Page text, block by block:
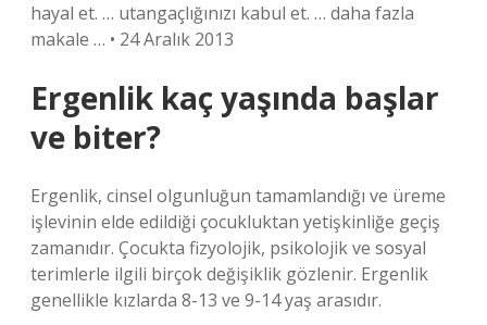
hayal et. … utangaçlığınızı kabul et. … daha fazla
makale … • 24 Aralık 2013
Ergenlik kaç yaşında başlar
ve biter?
Ergenlik, cinsel olgunluğun tamamlandığı ve üreme
işlevinin elde edildiği çocukluktan yetişkinliğe geçiş
zamanıdır. Çocukta fizyolojik, psikolojik ve sosyal
terimlerle ilgili birçok değişiklik gözlenir. Ergenlik
genellikle kızlarda 8-13 ve 9-14 yaş arasıdır.